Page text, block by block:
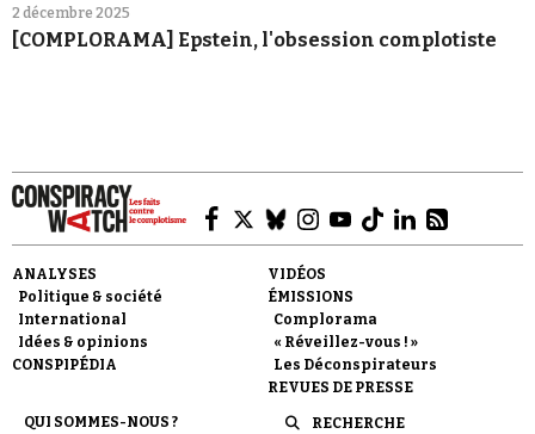
2 décembre 2025
[COMPLORAMA] Epstein, l'obsession complotiste
ANALYSES
Politique & société
International
Idées & opinions
CONSPIPÉDIA
VIDÉOS
ÉMISSIONS
Complorama
« Réveillez-vous ! »
Les Déconspirateurs
REVUES DE PRESSE
QUI SOMMES-NOUS ? RECHERCHE